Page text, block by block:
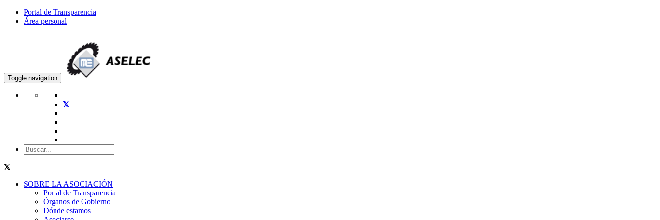
Portal de Transparencia
Área personal
Toggle navigation
SOBRE LA ASOCIACIÓN
Portal de Transparencia
Órganos de Gobierno
Dónde estamos